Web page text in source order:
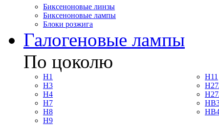
Биксеноновые линзы
Биксеноновые лампы
Блоки розжига
Галогеновые лампы
По цоколю
H1
H3
H4
H7
H8
H9
H11